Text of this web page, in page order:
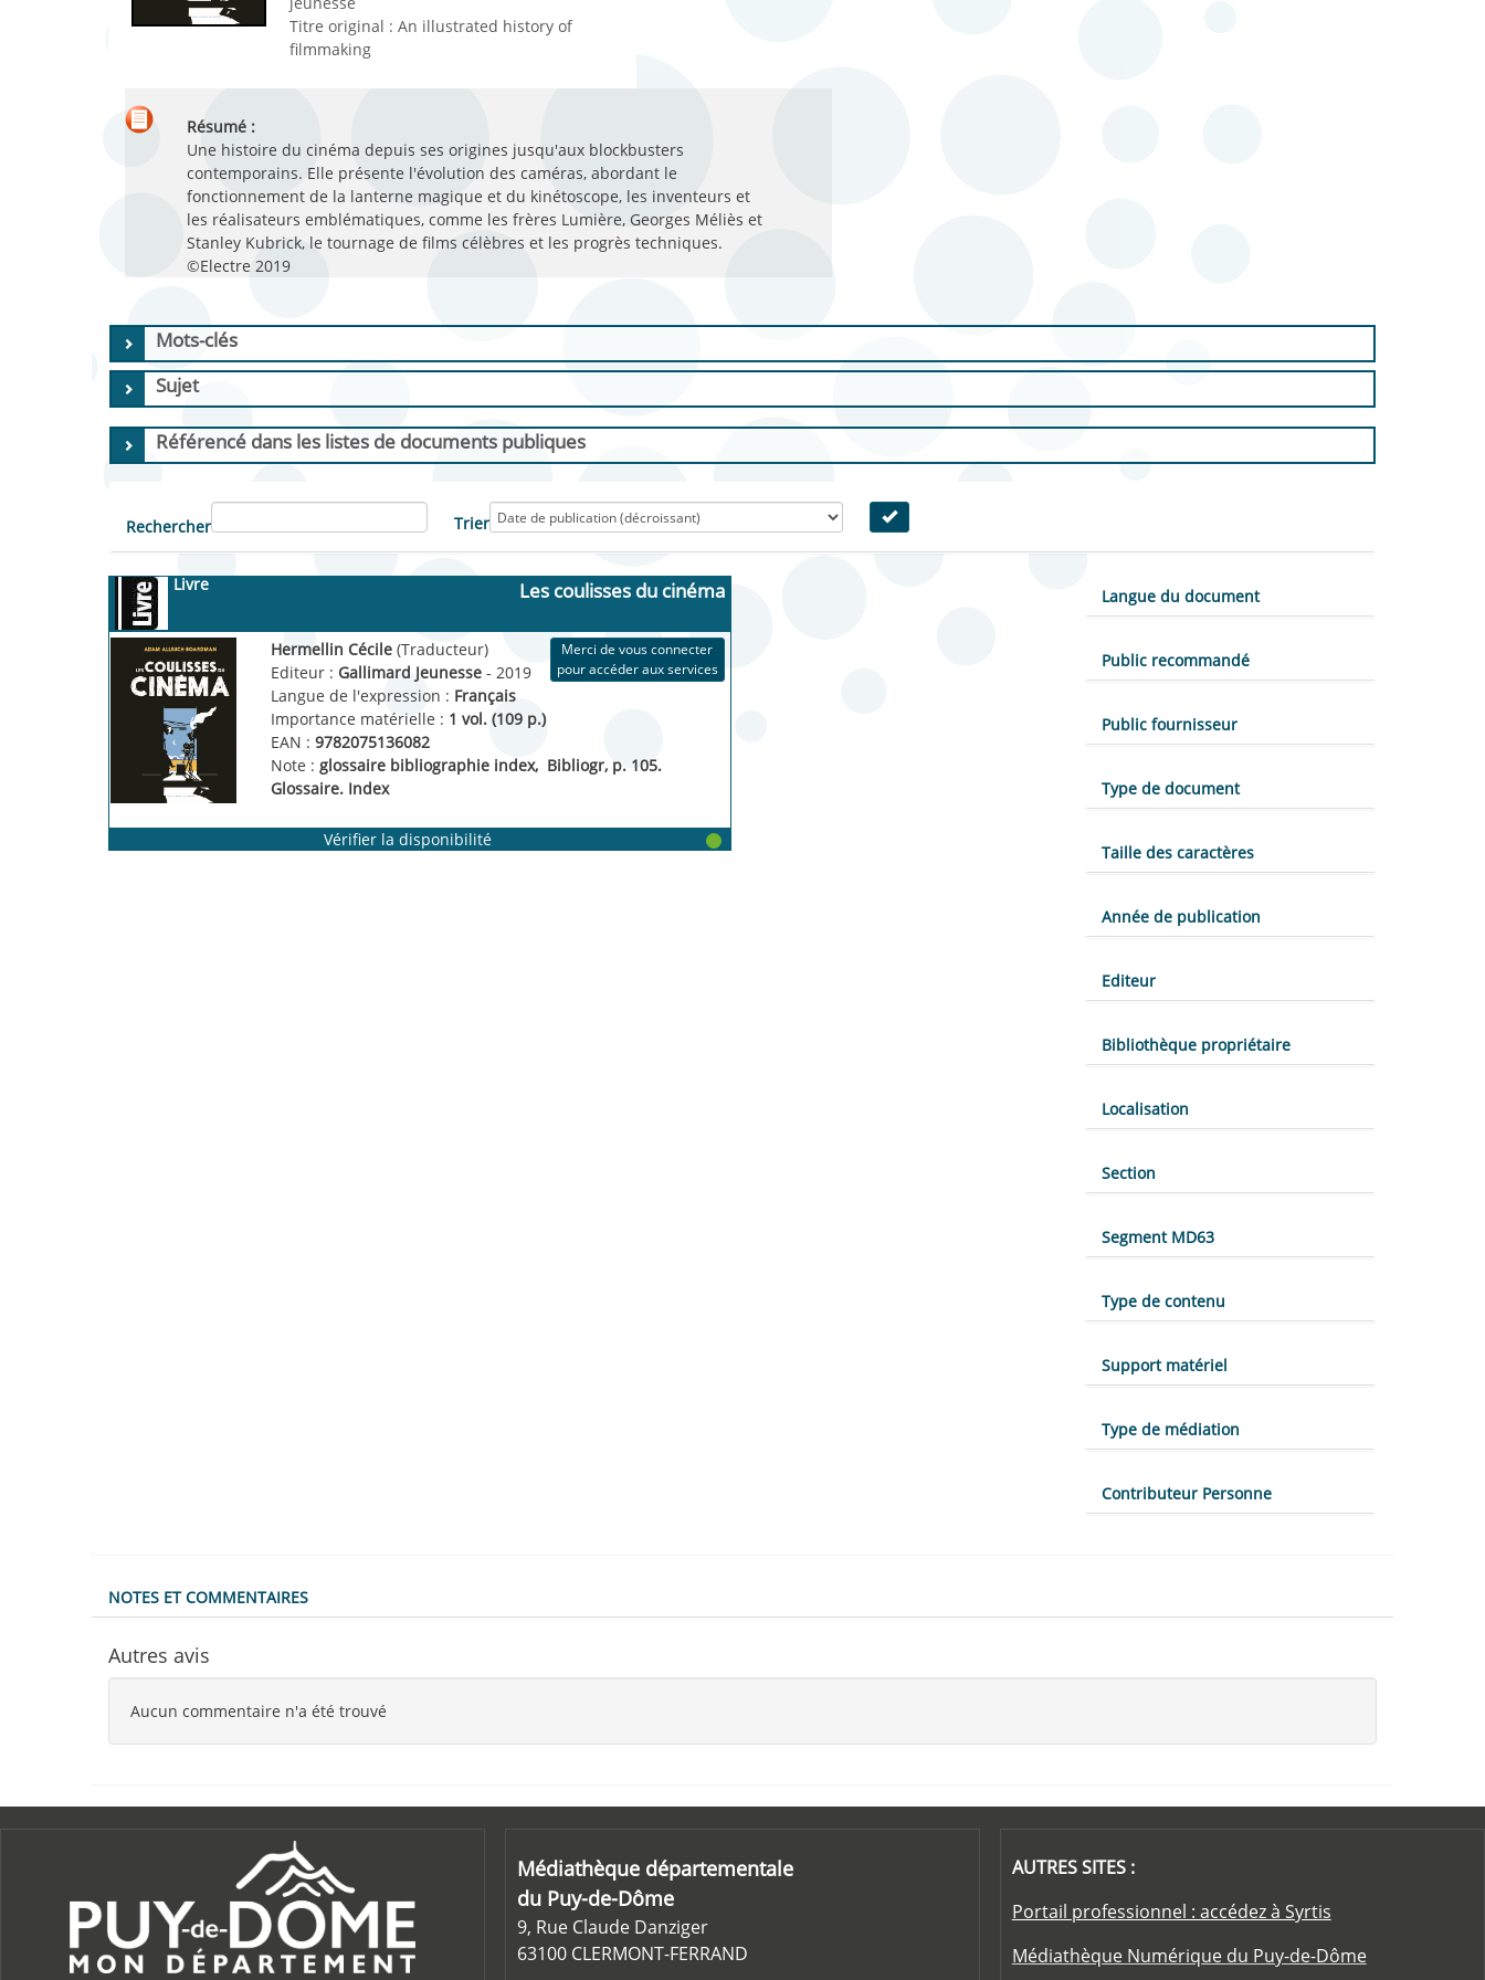
Titre original : An illustrated history of
filmmaking
Résumé :
Une histoire du cinéma depuis ses origines jusqu'aux blockbusters
contemporains. Elle présente l'évolution des caméras, abordant le
fonctionnement de la lanterne magique et du kinétoscope, les inventeurs et
les réalisateurs emblématiques, comme les frères Lumière, Georges Méliès et
Stanley Kubrick, le tournage de films célèbres et les progrès techniques.
©Electre 2019
Mots-clés
Sujet
Référencé dans les listes de documents publiques
Rechercher Trier
Livre Les coulisses du cinéma
Merci de vous connecter
pour accéder aux services
Hermellin Cécile (Traducteur)
Editeur : Gallimard Jeunesse - 2019
Langue de l'expression : Français
Importance matérielle : 1 vol. (109 p.)
EAN : 9782075136082
Note : glossaire bibliographie index, Bibliogr, p. 105.
Glossaire. Index
Vérifier la disponibilité
Langue du document
Public recommandé
Public fournisseur
Type de document
Taille des caractères
Année de publication
Editeur
Bibliothèque propriétaire
Localisation
Section
Segment MD63
Type de contenu
Support matériel
Type de médiation
Contributeur Personne
NOTES ET COMMENTAIRES
Autres avis
Aucun commentaire n'a été trouvé
Médiathèque départementale
du Puy-de-Dôme
9, Rue Claude Danziger
63100 CLERMONT-FERRAND
AUTRES SITES :
Portail professionnel : accédez à Syrtis
Médiathèque Numérique du Puy-de-Dôme